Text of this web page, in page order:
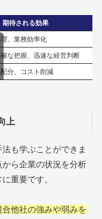
期待される効果
、業務効率化
な把握、迅速な経営判断
分、コスト削減
上
も学ぶことができま
ら企業の状況を分析
重要です。
他社の強みや弱みを